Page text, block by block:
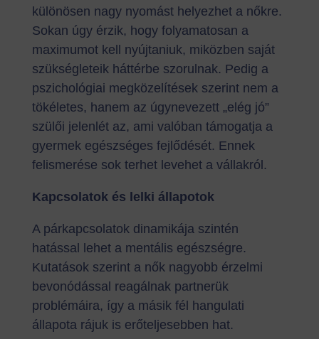
különösen nagy nyomást helyezhet a nőkre.
Sokan úgy érzik, hogy folyamatosan a
maximumot kell nyújtaniuk, miközben saját
szükségleteik háttérbe szorulnak. Pedig a
pszichológiai megközelítések szerint nem a
tökéletes, hanem az úgynevezett „elég jó”
szülői jelenlét az, ami valóban támogatja a
gyermek egészséges fejlődését. Ennek
felismerése sok terhet levehet a vállakról.
Kapcsolatok és lelki állapotok
A párkapcsolatok dinamikája szintén
hatással lehet a mentális egészségre.
Kutatások szerint a nők nagyobb érzelmi
bevonódással reagálnak partnerük
problémáira, így a másik fél hangulati
állapota rájuk is erőteljesebben hat.